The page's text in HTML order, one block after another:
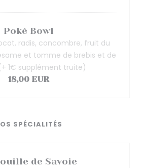
Poké Bowl
radis, concombre, fruit du
et tomme de brebis et de
1€ supplément truite)
18,00 EUR
SPÉCIALITÉS
de Savoie